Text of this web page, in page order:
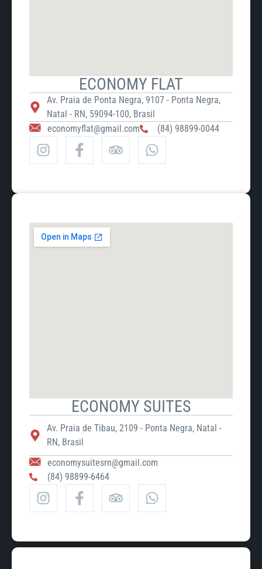
ECONOMY FLAT
Av. Praia de Ponta Negra, 9107 - Ponta Negra,
Natal - RN, 59094-100, Brasil
economyflat@gmail.com
(84) 98899-0044
ECONOMY SUITES
Av. Praia de Tibau, 2109 - Ponta Negra, Natal -
RN, Brasil
economysuitesrn@gmail.com
(84) 98899-6464